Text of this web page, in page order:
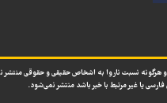
هرگونه نسبت ناروا به اشخاص حقیقی و حقوقی منتشر
فارسی یا غیر مرتبط با خبر باشد منتشر نمی‌شود.